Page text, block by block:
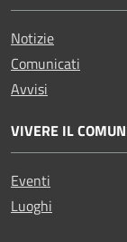
Notizie
Comunicati
Avvisi
VIVERE IL
Eventi
Luoghi